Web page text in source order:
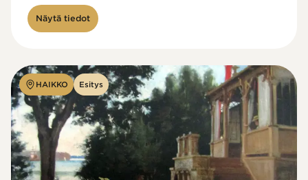
Näytä tiedot
HAIKKO Esitys